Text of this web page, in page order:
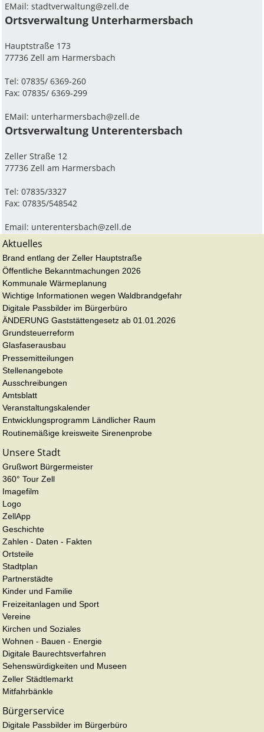
EMail:stadtverwaltung@zell.de
Ortsverwaltung Unterharmersbach
Hauptstraße 173
77736 Zell am Harmersbach
Tel: 07835/ 6369-260
Fax: 07835/ 6369-299
EMail: unterharmersbach@zell.de
Ortsverwaltung Unterentersbach
Zeller Straße 12
77736 Zell am Harmersbach
Tel: 07835/3327
Fax: 07835/548542
Email: unterentersbach@zell.de
Aktuelles
Brand entlang der Zeller Hauptstraße
Öffentliche Bekanntmachungen 2026
Kommunale Wärmeplanung
Wichtige Informationen wegen Waldbrandgefahr
Digitale Passbilder im Bürgerbüro
ÄNDERUNG Gaststättengesetz ab 01.01.2026
Grundsteuerreform
Glasfaserausbau
Pressemitteilungen
Stellenangebote
Ausschreibungen
Amtsblatt
Veranstaltungskalender
Entwicklungsprogramm Ländlicher Raum
Routinemäßige kreisweite Sirenenprobe
Unsere Stadt
Grußwort Bürgermeister
360° Tour Zell
Imagefilm
Logo
ZellApp
Geschichte
Zahlen - Daten - Fakten
Ortsteile
Stadtplan
Partnerstädte
Kinder und Familie
Freizeitanlagen und Sport
Vereine
Kirchen und Soziales
Wohnen - Bauen - Energie
Digitale Baurechtsverfahren
Sehenswürdigkeiten und Museen
Zeller Städtlemarkt
Mitfahrbänkle
Bürgerservice
Digitale Passbilder im Bürgerbüro